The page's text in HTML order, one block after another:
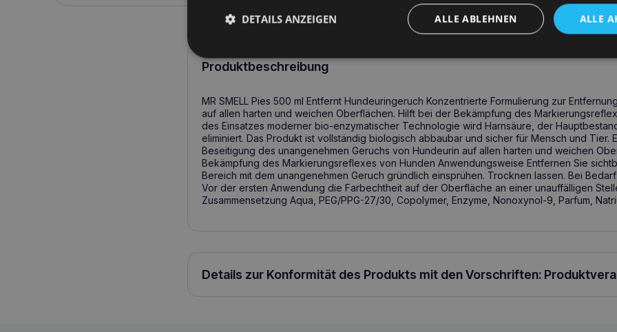
Produktbeschreibung
MR SMELL Pies 500 ml Entfernt Hundeuringeruch Konzentrierte Formulierung zur
auf allen harten und weichen Oberflächen. Hilft bei der Bekämpfung des
des Einsatzes moderner bio-enzymatischer Technologie wird Harnsäure, der
eliminiert. Das Produkt ist vollständig biologisch abbaubar und sicher für Mensch und Tier.
Beseitigung des unangenehmen Geruchs von Hundeurin auf allen harten und weichen
Bekämpfung des Markierungsreflexes von Hunden Anwendungsweise Entfernen Sie
Bereich mit dem unangenehmen Geruch gründlich einsprühen. Trocknen lassen. Bei
Vor der ersten Anwendung die Farbechtheit auf der Oberfläche an einer unauffälligen
Zusammensetzung Aqua, PEG/PPG-27/30, Copolymer, Enzyme, Nonoxynol-9, Parfum,
Details zur Konformität des Produkts mit den Vorschriften:
ALLE
ALLE ABLEHNEN
DETAILS ANZEIGEN